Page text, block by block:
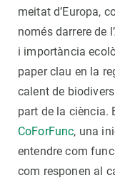
meitat d’Europa,
només darrere de
i importància
paper clau en la
calent de
part de la ciència.
CoForFunc, una
entendre com
com responen al